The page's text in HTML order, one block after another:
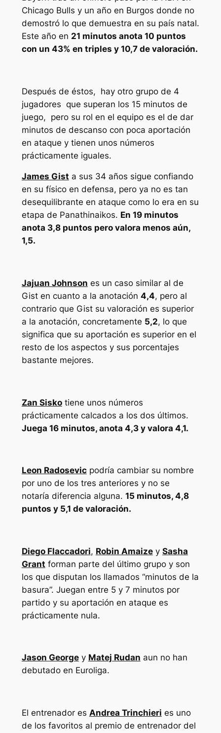
Chicago Bulls y un año en Burgos donde no
demostró lo que demuestra en su país natal.
Este año en 21 minutos anota 10 puntos
con un 43% en triples y 10,7 de valoración.
Después de éstos, hay otro grupo de 4
jugadores que superan los 15 minutos de
juego, pero su rol en el equipo es el de dar
minutos de descanso con poca aportación
en ataque y tienen unos números
prácticamente iguales.
James Gist a sus 34 años sigue confiando
en su físico en defensa, pero ya no es tan
desequilibrante en ataque como lo era en su
etapa de Panathinaikos. En 19 minutos
anota 3,8 puntos pero valora menos aún,
1,5.
Jajuan Johnson es un caso similar al de
Gist en cuanto a la anotación 4,4, pero al
contrario que Gist su valoración es superior
a la anotación, concretamente 5,2, lo que
significa que su aportación es superior en el
resto de los aspectos y sus porcentajes
bastante mejores.
Zan Siskotiene unos números
prácticamente calcados a los dos últimos.
Juega 16 minutos, anota 4,3 y valora 4,1.
Leon Radosevicpodría cambiar su nombre
por uno de los tres anteriores y no se
notaría diferencia alguna. 15 minutos, 4,8
puntos y 5,1 de valoración.
Diego Flaccadori, Robin Amaizey Sasha
Grant forman parte del último grupo y son
los que disputan los llamados “minutos de la
basura”. Juegan entre 5 y 7 minutos por
partido y su aportación en ataque es
prácticamente nula.
Jason Georgey Matej Rudan aun no han
debutado en Euroliga.
El entrenador es Andrea Trinchieri es uno
de los favoritos al premio de entrenador del